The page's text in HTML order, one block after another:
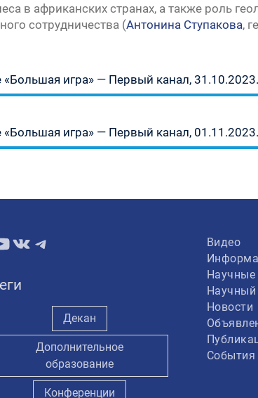
в африканских странах, а также роль
сотрудничества (Антонина Ступакова,
игра» — Первый канал,
игра» — Первый канал,
ВКонтакте
Telegram
Декан
Дополнительное
образование
Конференции
Видео
Научные
Научный
Новости
События